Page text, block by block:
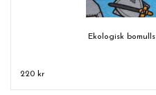
Ekologisk
220 kr